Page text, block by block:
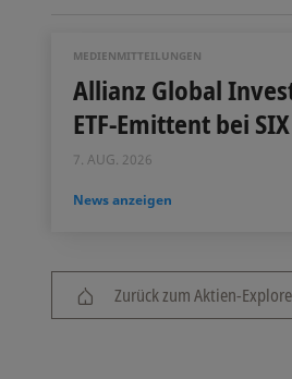
MEDIENMITTEILUNGEN
Allianz Global
ETF-Emittent bei
7. AUG. 2026
News anzeigen
Zurück zum Aktien-